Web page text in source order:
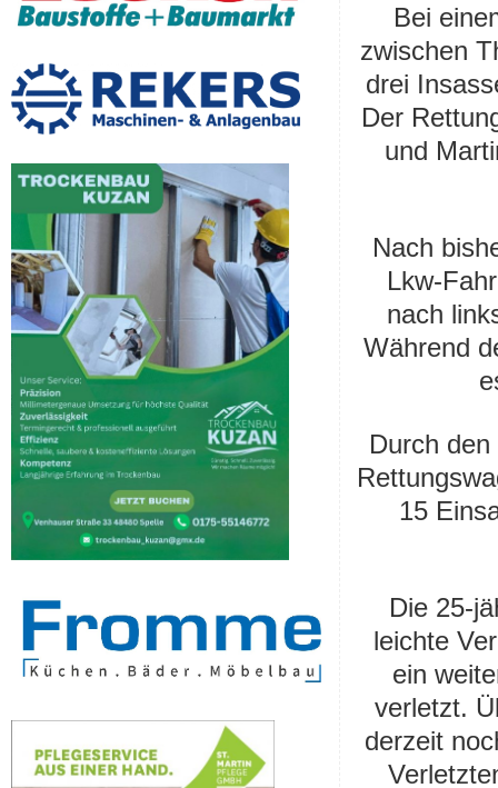
Bei
zwischen
drei
Der
und
Nach
Lkw-
nach
Während
Durch
15
Die 25-
leichte
ein
verletzt.
derzeit